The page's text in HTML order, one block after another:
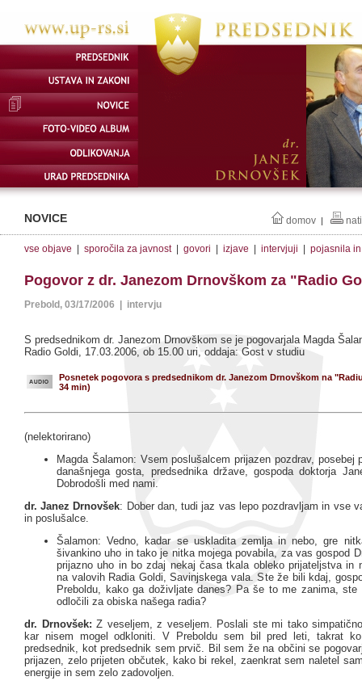
NOVICE domov |
vse objave sporočila za javnost| govori izjave intervjuji pojasnila
Pogovor z dr. Janezom Drnovškom za "Radio
Prebold, 03/17/2006 | intervju
S predsednikom dr. Janezom Drnovškom se je pogovarjala Magda
Radio Goldi, 17.03.2006, ob 15.00 uri, oddaja: Gost v studiu
Posnetek pogovora s predsednikom dr. Janezom Drnovškom na
34 min)
(nelektorirano)
Magda Šalamon: Vsem poslušalcem prijazen pozdrav, posebej
današnjega gosta, predsednika države, gospoda doktorja
Dobrodošli med nami.
dr. Janez Drnovšek: Dober dan, tudi jaz vas lepo pozdravljam in vse
in poslušalce.
Šalamon: Vedno, kadar se uskladita zemlja in nebo, gre
šivankino uho in tako je nitka mojega povabila, za vas gospod
prijazno uho in bo zdaj nekaj časa tkala obleko prijateljstva in
na valovih Radia Goldi, Savinjskega vala. Ste že bili kdaj,
Preboldu, kako ga doživljate danes? Pa še to me zanima,
odločili za obiska našega radia?
dr. Drnovšek:Z veseljem, z veseljem. Poslali ste mi tako
kar nisem mogel odkloniti. V Preboldu sem bil pred leti, takrat
predsednik, kot predsednik sem prvič. Bil sem že na občini se
prijazen, zelo prijeten občutek, kako bi rekel, zaenkrat sem naletel
energije in sem zelo zadovoljen.